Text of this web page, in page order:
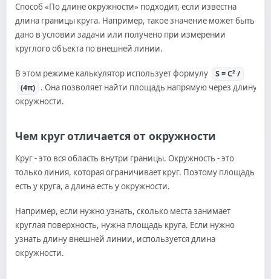
Способ «По длине окружности» подходит, если известна
длина границы круга. Например, такое значение может быть
дано в условии задачи или получено при измерении
круглого объекта по внешней линии.
В этом режиме калькулятор использует формулу
S = C² /
(4π) . Она позволяет найти площадь напрямую через длину
окружности.
Чем круг отличается от окружности
Круг - это вся область внутри границы. Окружность - это
только линия, которая ограничивает круг. Поэтому площадь
есть у круга, а длина есть у окружности.
Например, если нужно узнать, сколько места занимает
круглая поверхность, нужна площадь круга. Если нужно
узнать длину внешней линии, используется длина
окружности.